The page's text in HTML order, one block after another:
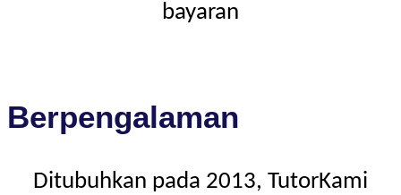
bayaran
Berpengalaman
Ditubuhkan pada 2013, TutorKami